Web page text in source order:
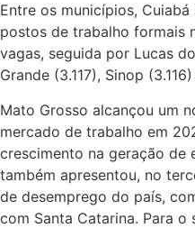
Entre os municípios,
postos de trabalho formais
vagas, seguida por Lucas
Grande (3.117), Sinop
Mato Grosso alcançou um
mercado de trabalho em
crescimento na geração de
também apresentou, no
de desemprego do país,
com Santa Catarina. Para